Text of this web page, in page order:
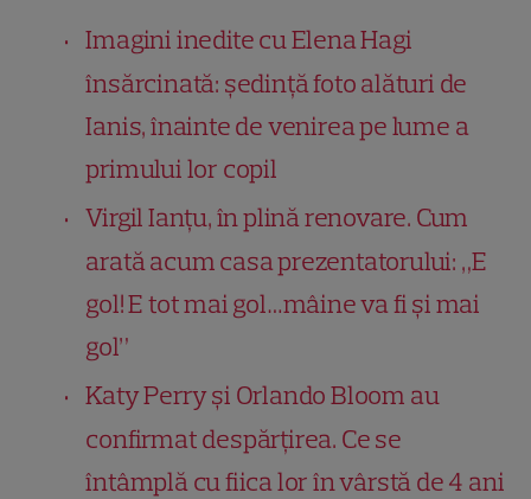
Imagini inedite cu Elena Hagi
însărcinată: ședință foto alături de
Ianis, înainte de venirea pe lume a
primului lor copil
Virgil Ianțu, în plină renovare. Cum
arată acum casa prezentatorului: „E
gol! E tot mai gol…mâine va fi și mai
gol”
Katy Perry și Orlando Bloom au
confirmat despărțirea. Ce se
întâmplă cu fiica lor în vârstă de 4 ani